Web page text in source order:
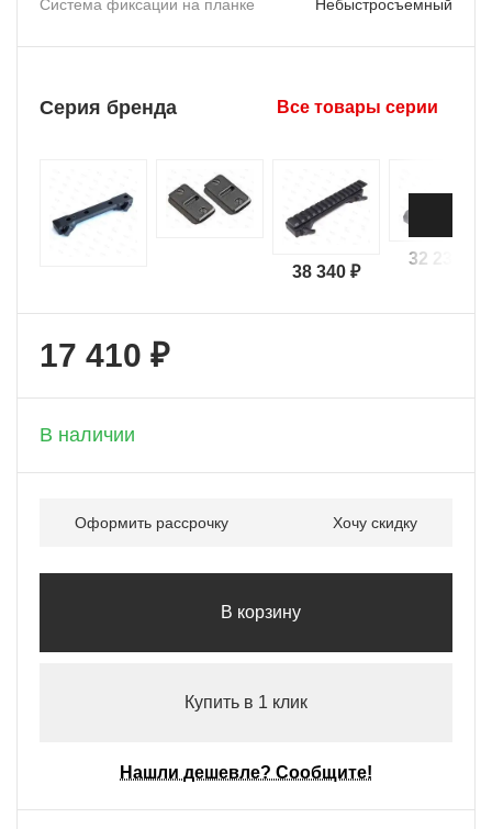
Система фиксации на планке Небыстросъемный
Серия бренда Все товары серии
38 340 ₽
32 230 ₽
17 410 ₽
В наличии
Оформить рассрочку Хочу скидку
В корзину
Купить в 1 клик
Нашли дешевле? Сообщите!